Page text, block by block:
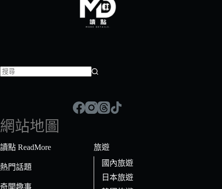
符
合
條
的
網站地圖
讀點 ReadMore
熱門話題
奇聞趣事
旅遊
國內旅遊
日本旅遊